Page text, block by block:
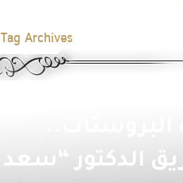
Tag Archives:
الدكتور “سعد